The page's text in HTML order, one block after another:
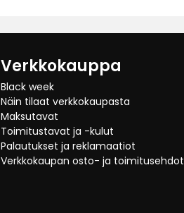
Verkkokauppa
Black week
Näin tilaat verkkokaupasta
Maksutavat
Toimitustavat ja -kulut
Palautukset ja reklamaatiot
Verkkokaupan osto- ja toimitusehdot